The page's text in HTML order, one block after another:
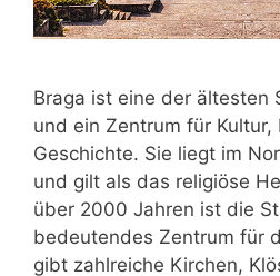
Braga ist eine der ältesten
und ein Zentrum für Kultur,
Geschichte. Sie liegt im
und gilt als das religiöse
über 2000 Jahren ist die
bedeutendes Zentrum für
gibt zahlreiche Kirchen,